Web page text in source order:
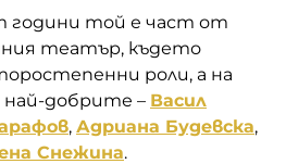
години той е част от
театър, където
роли, а на
добрите – Васил
, Адриана Будевска,
Снежина.